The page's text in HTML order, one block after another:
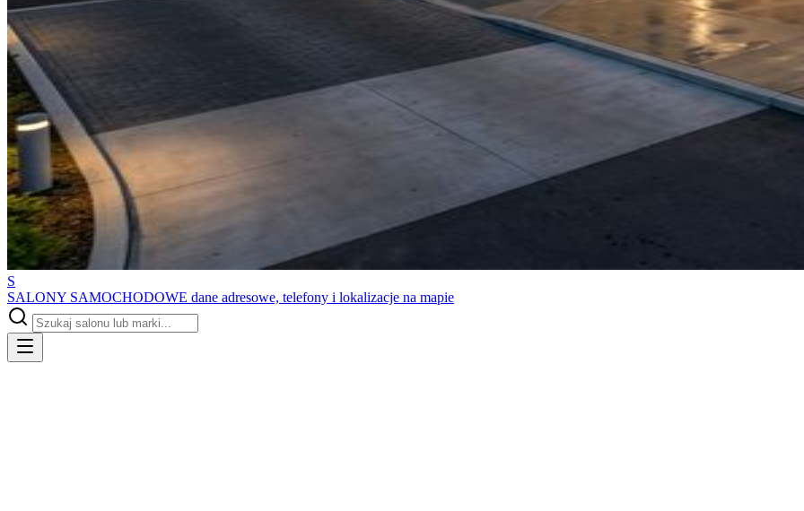
S
SALONY SAMOCHODOWE dane adresowe, telefony i lokalizacje na mapie